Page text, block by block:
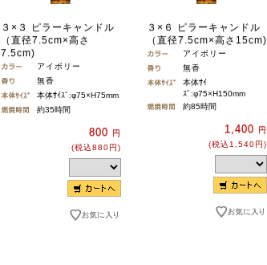
３×３ ピラーキャンドル
（直径7.5cm×高さ
7.5cm)
アイボリー
無香
本体ｻｲｽﾞ:φ75×H75mm
約35時間
800
円
(税込880円)
３×６ ピラーキャンドル
（直径7.5cm×高さ15cm)
アイボリー
無香
本体ｻｲ
ｽﾞ:φ75×H150mm
約85時間
1,400
円
(税込1,540円)